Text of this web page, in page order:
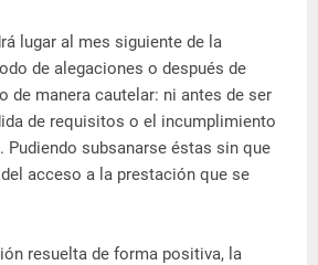
lugar al mes siguiente de la
de alegaciones o después de
de manera cautelar: ni antes de ser
de requisitos o el incumplimiento
Pudiendo subsanarse éstas sin que
acceso a la prestación que se
resuelta de forma positiva, la